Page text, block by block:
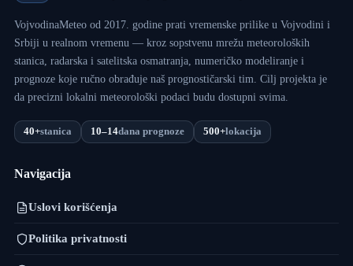
VojvodinaMeteo od 2017. godine prati vremenske prilike u Vojvodini i
Srbiji u realnom vremenu — kroz sopstvenu mrežu meteoroloških
stanica, radarska i satelitska osmatranja, numeričko modeliranje i
prognoze koje ručno obrađuje naš prognostičarski tim. Cilj projekta je
da precizni lokalni meteorološki podaci budu dostupni svima.
40+stanica 10–14dana prognoze 500+lokacija
Navigacija
Uslovi korišćenja
Politika privatnosti